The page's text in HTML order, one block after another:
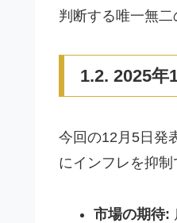
判断する唯一無二
1.2. 2025
今回の12月5日発
にインフレを抑制
市場の期待: